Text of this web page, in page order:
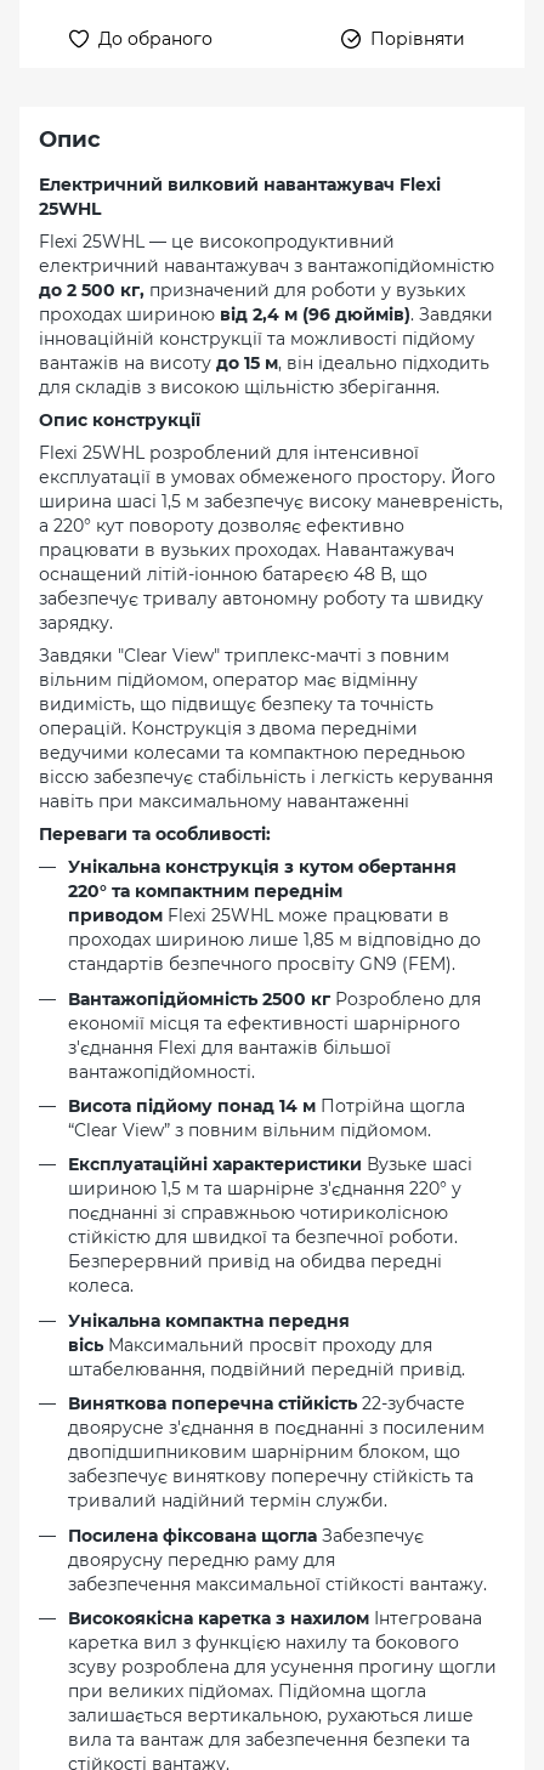
До обраного Порівняти
Опис
Електричний вилковий навантажувач Flexi
25WHL
Flexi 25WHL — це високопродуктивний
електричний навантажувач з вантажопідйомністю
до 2 500 кг, призначений для роботи у вузьких
проходах шириною від 2,4 м (96 дюймів). Завдяки
інноваційній конструкції та можливості підйому
вантажів на висоту до 15 м, він ідеально підходить
для складів з високою щільністю зберігання.
Опис конструкції
Flexi 25WHL розроблений для інтенсивної
експлуатації в умовах обмеженого простору. Його
ширина шасі 1,5 м забезпечує високу маневреність,
а 220° кут повороту дозволяє ефективно
працювати в вузьких проходах. Навантажувач
оснащений літій-іонною батареєю 48 В, що
забезпечує тривалу автономну роботу та швидку
зарядку.
Завдяки "Clear View" триплекс-мачті з повним
вільним підйомом, оператор має відмінну
видимість, що підвищує безпеку та точність
операцій. Конструкція з двома передніми
ведучими колесами та компактною передньою
віссю забезпечує стабільність і легкість керування
навіть при максимальному навантаженні
Переваги та особливості:
Унікальна конструкція з кутом обертання
220° та компактним переднім
приводом Flexi 25WHL може працювати в
проходах шириною лише 1,85 м відповідно до
стандартів безпечного просвіту GN9 (FEM).
Вантажопідйомність 2500 кг Розроблено для
економії місця та ефективності шарнірного
з'єднання Flexi для вантажів більшої
вантажопідйомності.
Висота підйому понад 14 м Потрійна щогла
“Clear View” з повним вільним підйомом.
Експлуатаційні характеристики Вузьке шасі
шириною 1,5 м та шарнірне з'єднання 220° у
поєднанні зі справжньою чотириколісною
стійкістю для швидкої та безпечної роботи.
Безперервний привід на обидва передні
колеса.
Унікальна компактна передня
вісь Максимальний просвіт проходу для
штабелювання, подвійний передній привід.
Виняткова поперечна стійкість 22-зубчасте
двоярусне з'єднання в поєднанні з посиленим
двопідшипниковим шарнірним блоком, що
забезпечує виняткову поперечну стійкість та
тривалий надійний термін служби.
Посилена фіксована щогла Забезпечує
двоярусну передню раму для
забезпечення максимальної стійкості вантажу.
Високоякісна каретка з нахилом Інтегрована
каретка вил з функцією нахилу та бокового
зсуву розроблена для усунення прогину щогли
при великих підйомах. Підйомна щогла
залишається вертикальною, рухаються лише
вила та вантаж для забезпечення безпеки та
стійкості вантажу.